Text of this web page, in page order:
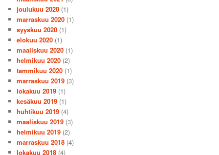
joulukuu 2020 (1)
marraskuu 2020 (1)
syyskuu 2020 (1)
elokuu 2020 (1)
maaliskuu 2020 (1)
helmikuu 2020 (2)
tammikuu 2020 (1)
marraskuu 2019 (3)
lokakuu 2019 (1)
kesäkuu 2019 (1)
huhtikuu 2019 (4)
maaliskuu 2019 (3)
helmikuu 2019 (2)
marraskuu 2018 (4)
lokakuu 2018 (4)